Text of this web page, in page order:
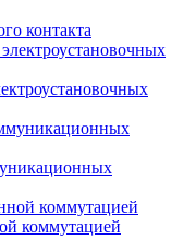
контакта
коммутацией